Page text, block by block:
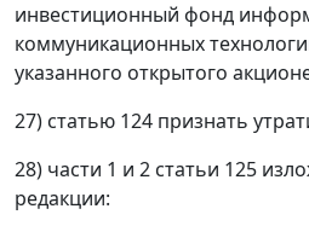
инвестиционный фонд
коммуникационных
указанного открытого
27) статью 124 признать
28) части 1 и 2 статьи 125
редакции: